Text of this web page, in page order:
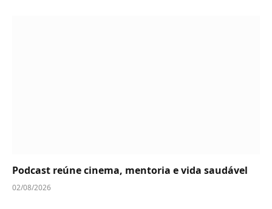
Podcast reúne cinema, mentoria e vida saudável
02/08/2026